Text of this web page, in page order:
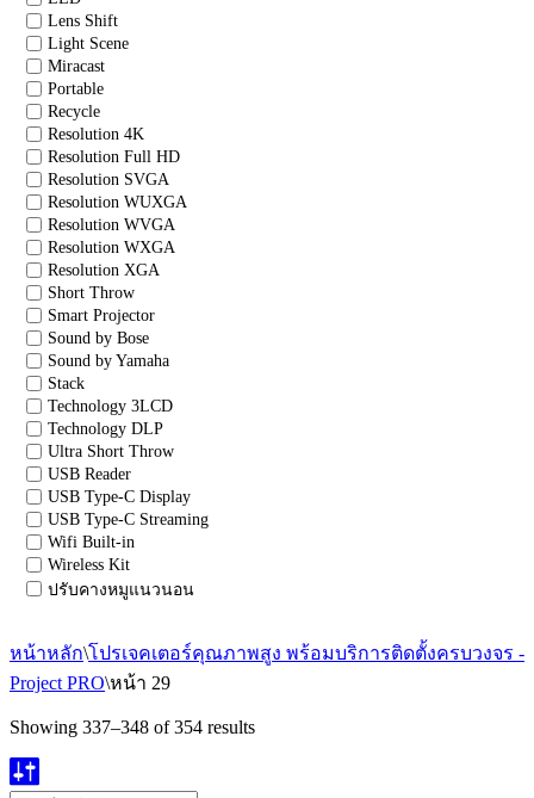
Lens Shift
Light Scene
Miracast
Portable
Recycle
Resolution 4K
Resolution Full HD
Resolution SVGA
Resolution WUXGA
Resolution WVGA
Resolution WXGA
Resolution XGA
Short Throw
Smart Projector
Sound by Bose
Sound by Yamaha
Stack
Technology 3LCD
Technology DLP
Ultra Short Throw
USB Reader
USB Type-C Display
USB Type-C Streaming
Wifi Built-in
Wireless Kit
ปรับคางหมูแนวนอน
หน้าหลัก\โปรเจคเตอร์คุณภาพสูง พร้อมบริการติดตั้งครบวงจร -
Project PRO\หน้า 29
Showing 337–348 of 354 results